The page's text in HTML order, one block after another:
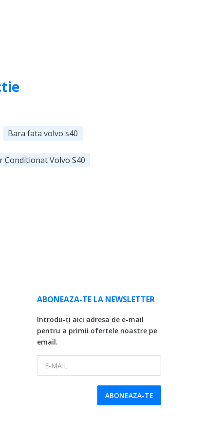
Bara fata volvo s40
Conditionat Volvo S40
ABONEAZA-TE LA NEWSLETTER
Introdu-ți aici adresa de e-mail
pentru a primii ofertele noastre pe
email.
ABONEAZA-TE